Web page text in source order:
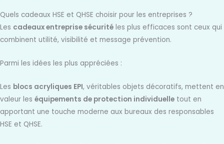
Quels cadeaux HSE et QHSE choisir pour les entreprises ?
Les cadeaux entreprise sécurité les plus efficaces sont ceux qui
combinent utilité, visibilité et message prévention.
Parmi les idées les plus appréciées :
Les blocs acryliques EPI, véritables objets décoratifs, mettent en
valeur les équipements de protection individuelle tout en
apportant une touche moderne aux bureaux des responsables
HSE et QHSE.